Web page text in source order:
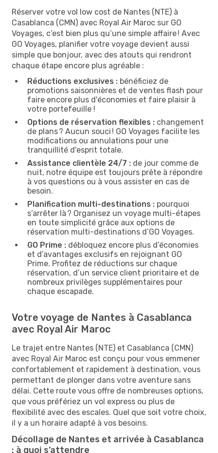
Réserver votre vol low cost de Nantes (NTE) à
Casablanca (CMN) avec Royal Air Maroc sur GO
Voyages, c’est bien plus qu’une simple affaire ! Avec
GO Voyages, planifier votre voyage devient aussi
simple que bonjour, avec des atouts qui rendront
chaque étape encore plus agréable :
Réductions exclusives : bénéficiez de
promotions saisonnières et de ventes flash pour
faire encore plus d'économies et faire plaisir à
votre portefeuille !
Options de réservation flexibles : changement
de plans ? Aucun souci ! GO Voyages facilite les
modifications ou annulations pour une
tranquillité d'esprit totale.
Assistance clientèle 24/7 : de jour comme de
nuit, notre équipe est toujours prête à répondre
à vos questions ou à vous assister en cas de
besoin.
Planification multi-destinations : pourquoi
s’arrêter là ? Organisez un voyage multi-étapes
en toute simplicité grâce aux options de
réservation multi-destinations d’GO Voyages.
GO Prime : débloquez encore plus d’économies
et d’avantages exclusifs en rejoignant GO
Prime. Profitez de réductions sur chaque
réservation, d’un service client prioritaire et de
nombreux privilèges supplémentaires pour
chaque escapade.
Votre voyage de Nantes à Casablanca
avec Royal Air Maroc
Le trajet entre Nantes (NTE) et Casablanca (CMN)
avec Royal Air Maroc est conçu pour vous emmener
confortablement et rapidement à destination, vous
permettant de plonger dans votre aventure sans
délai. Cette route vous offre de nombreuses options,
que vous préfériez un vol express ou plus de
flexibilité avec des escales. Quel que soit votre choix,
il y a un horaire adapté à vos besoins.
Décollage de Nantes et arrivée à Casablanca
: à quoi s’attendre